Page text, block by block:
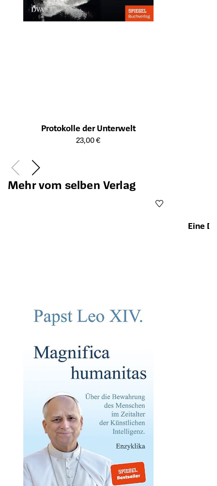
Protokolle der Unterwelt
Öffnet die Detailseite des Produkts
23,00 €
Mehr vom selben Verlag
Eine